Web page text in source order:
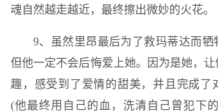
魂自然越走越近，最终擦出微妙的火花。
9、虽然里昂最后为了救玛蒂达而牺
但他一定不会后悔爱上她。因为是她，
趣，感受到了爱情的甜美，并且完成了
(他最终用自己的血，洗清自己曾犯下